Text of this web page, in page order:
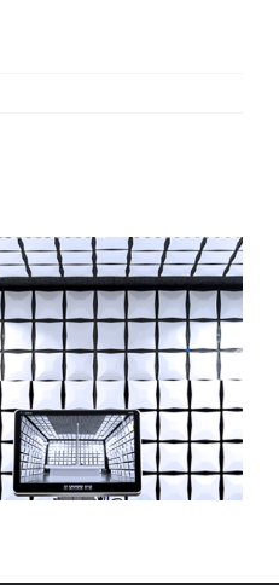
Die Reinsberg Group
stärkt mit der
von Tedisel
Medical ihre Position in
und im Bereich
Infrastrukturprodukte